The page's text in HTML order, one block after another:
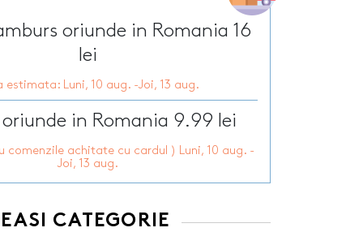
personalizate
lumanări
Tocatoare personalizate
Tablouri canvas
Tablouri motivationale
oriunde in Romania 16
lei
estimata: Luni, 10 aug. -Joi, 13 aug.
oriunde in Romania 9.99 lei
comenzile achitate cu cardul ) Luni, 10 aug. -
Joi, 13 aug.
CATEGORIE